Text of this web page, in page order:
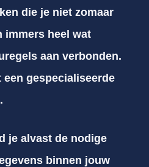
die je niet zomaar
immers heel wat
aan verbonden.
gespecialiseerde
je alvast de nodige
binnen jouw